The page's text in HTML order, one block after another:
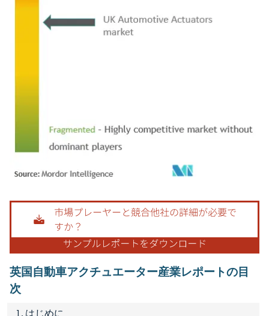
画像 © Mordor Intelligence。再利用にはCC BY 4.0の表示が必要です。
英国自動車アクチュエーター産業レポートの目
次
1. はじめに